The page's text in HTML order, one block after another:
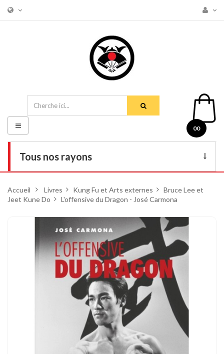
00
Tous nos rayons
DVD
Armes
Tenues
Chaussures
Protections
Cible de frappe
Condition physique
Basculer
la
navigation
Accueil > Livres > Kung Fu et Arts externes > Bruce Lee et
Jeet Kune Do > L'offensive du Dragon - José Carmona